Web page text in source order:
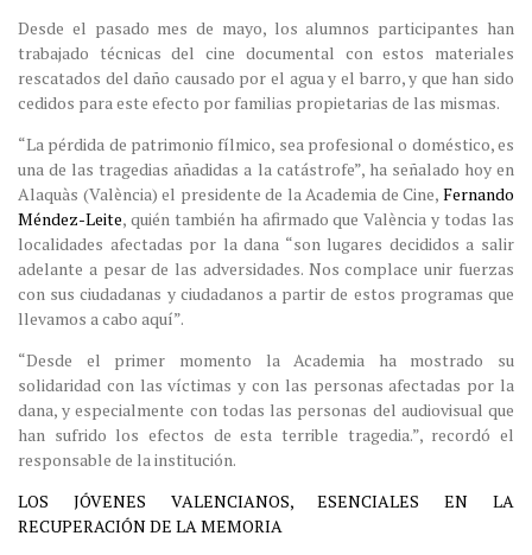
Desde el pasado mes de mayo, los alumnos participantes han
trabajado técnicas del cine documental con estos materiales
rescatados del daño causado por el agua y el barro, y que han sido
cedidos para este efecto por familias propietarias de las mismas.
“La pérdida de patrimonio fílmico, sea profesional o doméstico, es
una de las tragedias añadidas a la catástrofe”, ha señalado hoy en
Alaquàs (València) el presidente de la Academia de Cine, Fernando
Méndez-Leite, quién también ha afirmado que València y todas las
localidades afectadas por la dana “son lugares decididos a salir
adelante a pesar de las adversidades. Nos complace unir fuerzas
con sus ciudadanas y ciudadanos a partir de estos programas que
llevamos a cabo aquí”.
“Desde el primer momento la Academia ha mostrado su
solidaridad con las víctimas y con las personas afectadas por la
dana, y especialmente con todas las personas del audiovisual que
han sufrido los efectos de esta terrible tragedia.”, recordó el
responsable de la institución.
LOS JÓVENES VALENCIANOS, ESENCIALES EN LA
RECUPERACIÓN DE LA MEMORIA